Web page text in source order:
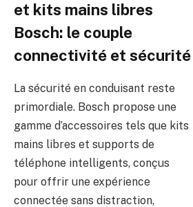
et kits mains libres
Bosch: le couple
connectivité et sécurité
La sécurité en conduisant reste
primordiale. Bosch propose une
gamme d’accessoires tels que kits
mains libres et supports de
téléphone intelligents, conçus
pour offrir une expérience
connectée sans distraction,